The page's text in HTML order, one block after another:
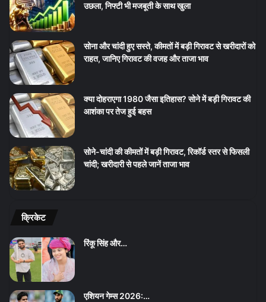
उछला, निफ्टी भी मजबूती के साथ खुला
सोना और चांदी हुए सस्ते, कीमतों में बड़ी गिरावट से खरीदारों को
राहत, जानिए गिरावट की वजह और ताजा भाव
क्या दोहराएगा 1980 जैसा इतिहास? सोने में बड़ी गिरावट की
आशंका पर तेज हुई बहस
सोने-चांदी की कीमतों में बड़ी गिरावट, रिकॉर्ड स्तर से फिसली
चांदी; खरीदारी से पहले जानें ताजा भाव
क्रिकेट
रिंकू सिंह और…
एशियन गेम्स 2026:…